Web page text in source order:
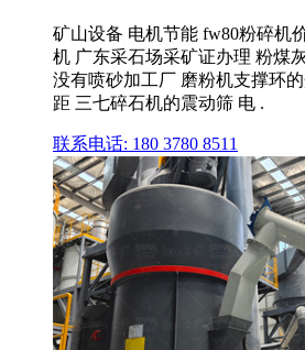
矿山设备 电机节能 fw80粉碎机
机 广东采石场采矿证办理 粉煤
没有喷砂加工厂 磨粉机支撑环
距 三七碎石机的震动筛 电 .
联系电话: 180 3780 8511